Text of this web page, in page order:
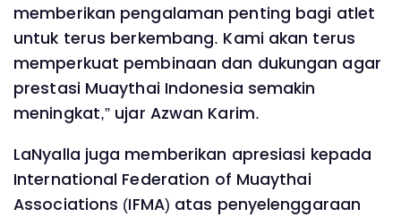
memberikan pengalaman penting bagi atlet
untuk terus berkembang. Kami akan terus
memperkuat pembinaan dan dukungan agar
prestasi Muaythai Indonesia semakin
meningkat,” ujar Azwan Karim.
LaNyalla juga memberikan apresiasi kepada
International Federation of Muaythai
Associations (IFMA) atas penyelenggaraan